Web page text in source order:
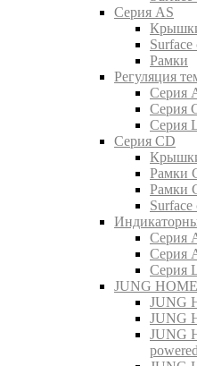
Серия AS
Surface
Рамки
Регуляция
Серия
Серия
Серия
Серия CD
Рамки
Рамки
Surface
Серия
Серия
Серия
JUNG HOME
JUNG
JUNG
JUNG
powered